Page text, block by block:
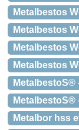
Metalbestos
Metalbestos
Metalbestos
Metalbestos
MetalbestoS®
MetalbestoS®
Metalbor hss